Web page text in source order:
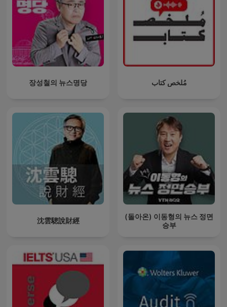
장성철의 뉴스명당 مُلخص كتاب
沈雲驄說財經
(돌아온) 이동형의 뉴스 정면
승부